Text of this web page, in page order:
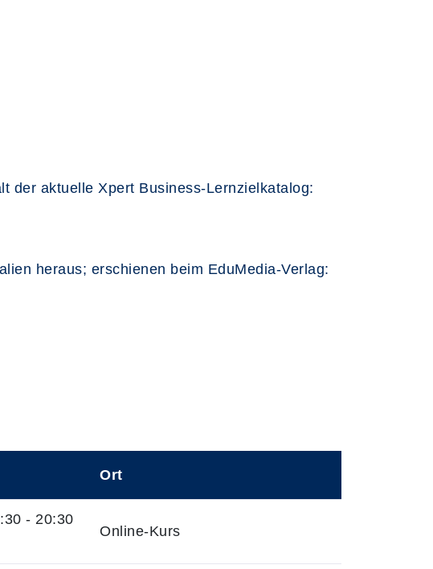
der aktuelle Xpert Business-Lernzielkatalog:
heraus; erschienen beim EduMedia-Verlag:
Ort
- 20:30
Online-Kurs